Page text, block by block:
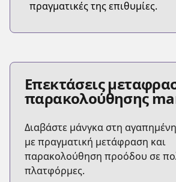
πραγματικές της επιθυμίες.
Επεκτάσεις
παρακολούθησης
Διαβάστε μάνγκα στη
με πραγματική μετάφραση και
παρακολούθηση προόδου σε
πλατφόρμες.